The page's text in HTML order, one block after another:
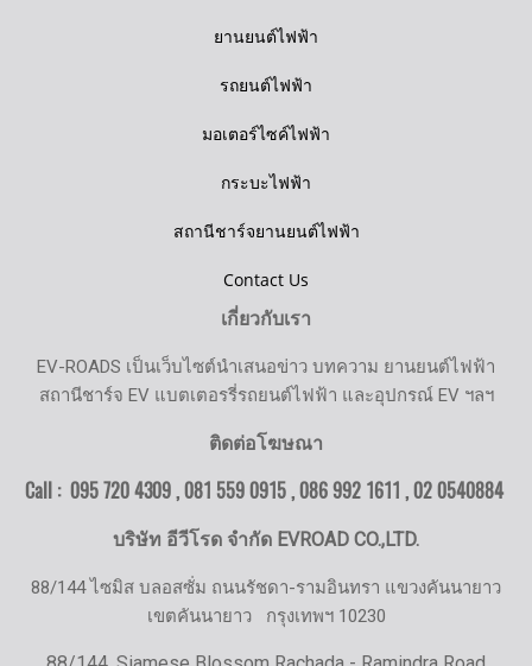
ยานยนต์ไฟฟ้า
รถยนต์ไฟฟ้า
มอเตอร์ไซค์ไฟฟ้า
กระบะไฟฟ้า
สถานีชาร์จยานยนต์ไฟฟ้า
Contact Us
เกี่ยวกับเรา
EV-ROADS เป็นเว็บไซต์นำเสนอข่าว บทความ ยานยนต์ไฟฟ้า
สถานีชาร์จ EV แบตเตอรรี่รถยนต์ไฟฟ้า และอุปกรณ์ EV ฯลฯ
ติดต่อโฆษณา
Call : 095 720 4309 , 081 559 0915 , 086 992 1611 ,02 0540884
บริษัท อีวีโรด จำกัด EVROAD CO.,LTD.
88/144 ไซมิส บลอสซั่ม ถนนรัชดา-รามอินทรา แขวงคันนายาว
เขตคันนายาว กรุงเทพฯ 10230